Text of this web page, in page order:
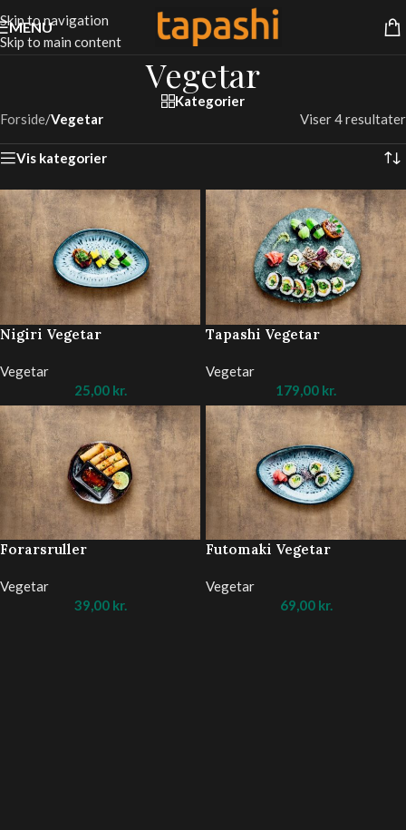
Skip to navigation
Skip to main content
MENU
Vegetar
Kategorier
Forside/Vegetar Viser 4 resultater
Vis kategorier
Nigiri Vegetar
Vegetar
25,00 kr.
Tapashi Vegetar
Vegetar
179,00 kr.
Forarsruller
Vegetar
39,00 kr.
Futomaki Vegetar
Vegetar
69,00 kr.